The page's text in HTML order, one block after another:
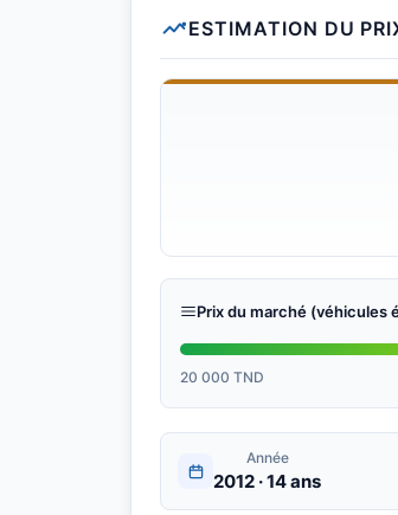
ESTIMATION DU
Prix du marché (véhicules
20 000 TND
Année
2012 · 14 ans